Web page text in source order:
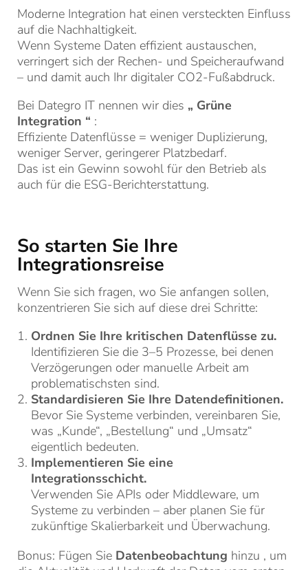
Moderne Integration hat einen versteckten Einfluss
auf die Nachhaltigkeit.
Wenn Systeme Daten effizient austauschen,
verringert sich der Rechen- und Speicheraufwand
– und damit auch Ihr digitaler CO2-Fußabdruck.
Bei Dategro IT nennen wir dies „ Grüne
Integration “ :
Effiziente Datenflüsse = weniger Duplizierung,
weniger Server, geringerer Platzbedarf.
Das ist ein Gewinn sowohl für den Betrieb als
auch für die ESG-Berichterstattung.
So starten Sie Ihre
Integrationsreise
Wenn Sie sich fragen, wo Sie anfangen sollen,
konzentrieren Sie sich auf diese drei Schritte:
Ordnen Sie Ihre kritischen Datenflüsse zu.
Identifizieren Sie die 3–5 Prozesse, bei denen
Verzögerungen oder manuelle Arbeit am
problematischsten sind.
Standardisieren Sie Ihre Datendefinitionen.
Bevor Sie Systeme verbinden, vereinbaren Sie,
was „Kunde“, „Bestellung“ und „Umsatz“
eigentlich bedeuten.
Implementieren Sie eine
Integrationsschicht.
Verwenden Sie APIs oder Middleware, um
Systeme zu verbinden – aber planen Sie für
zukünftige Skalierbarkeit und Überwachung.
Bonus: Fügen Sie Datenbeobachtung hinzu , um